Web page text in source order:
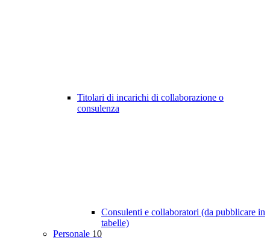
Titolari di incarichi di collaborazione o
consulenza
Consulenti e collaboratori (da pubblicare in
tabelle)
Personale 10